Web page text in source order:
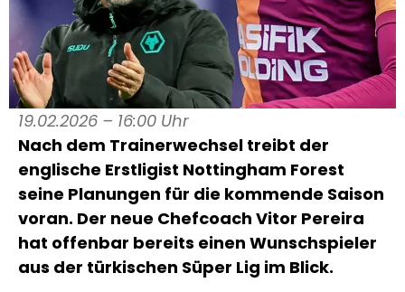
19.02.2026 – 16:00 Uhr
Nach dem Trainerwechsel treibt der
englische Erstligist Nottingham Forest
seine Planungen für die kommende Saison
voran. Der neue Chefcoach Vitor Pereira
hat offenbar bereits einen Wunschspieler
aus der türkischen Süper Lig im Blick.